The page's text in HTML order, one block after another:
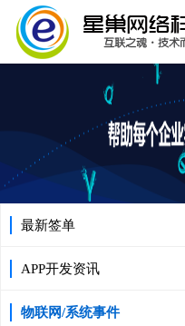
最新签单
APP开发资讯
物联网/系统事件